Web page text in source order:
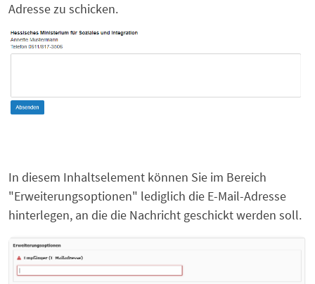
Adresse zu schicken.
In diesem Inhaltselement können Sie im Bereich
"Erweiterungsoptionen" lediglich die E-Mail-Adresse
hinterlegen, an die die Nachricht geschickt werden soll.